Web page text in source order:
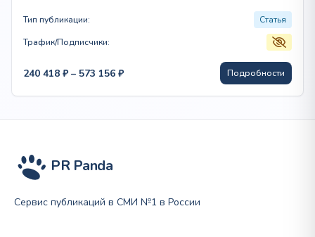
Тип публикации:
Статья
Трафик/Подписчики:
240 418 ₽ – 573 156 ₽Диапазон
240
Подробности
PR Panda
Сервис публикаций в СМИ №1 в России